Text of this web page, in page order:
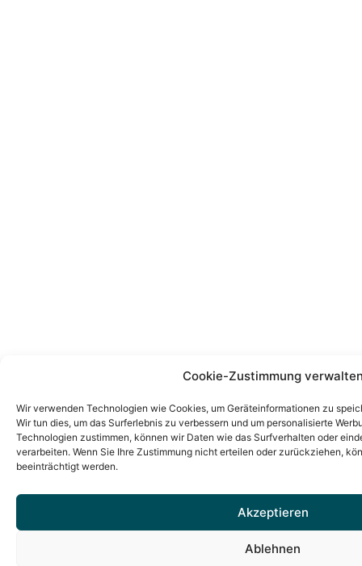
Cookie-Zustimmung
Wir verwenden Technologien wie Cookies, um Geräteinformationen zu
Wir tun dies, um das Surferlebnis zu verbessern und um personalisierte
Technologien zustimmen, können wir Daten wie das Surfverhalten oder
verarbeiten. Wenn Sie Ihre Zustimmung nicht erteilen oder zurückziehen,
beeinträchtigt werden.
Akzeptieren
Ablehnen